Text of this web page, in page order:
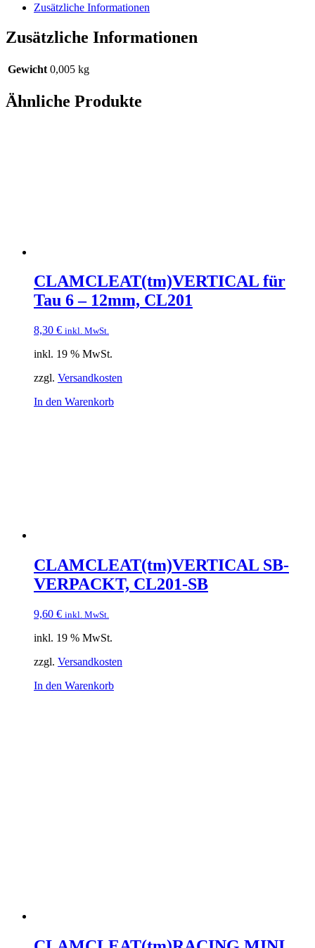
Zusätzliche Informationen
Zusätzliche Informationen
Gewicht 0,005 kg
Ähnliche Produkte
CLAMCLEAT(tm)VERTICAL für
Tau 6 – 12mm, CL201
8,30 € inkl. MwSt.
inkl. 19 % MwSt.
zzgl. Versandkosten
In den Warenkorb
CLAMCLEAT(tm)VERTICAL SB-
VERPACKT, CL201-SB
9,60 € inkl. MwSt.
inkl. 19 % MwSt.
zzgl. Versandkosten
In den Warenkorb